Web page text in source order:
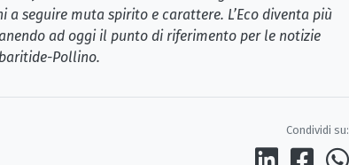
a seguire muta spirito e carattere. L’Eco diventa più
ad oggi il punto di riferimento per le notizie
Pollino.
Condividi su: